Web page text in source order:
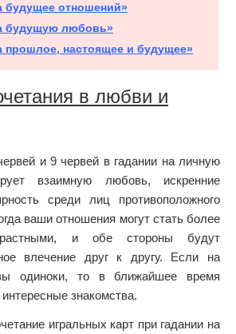
будущее отношений»
будущую любовь»
прошлое, настоящее и будущее»
в любви и
и 9 червей в гадании на личную
взаимную любовь, искренние
среди лиц противоположного
ваши отношения могут стать более
и обе стороны будут
влечение друг к другу. Если на
одиноки, то в ближайшее время
знакомства.
игральных карт при гадании на